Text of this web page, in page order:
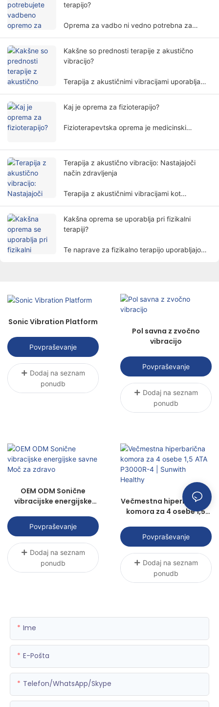
terapijo?
Oprema za vadbo ni vedno potrebna za
in razsežnosti.
Kakšne so prednosti terapije z akustično
vibracijo?
Terapija z akustičnimi vibracijami uporablja
telesa in se pogosto uporablja na različnih
Kaj je oprema za fizioterapijo?
Fizioterapevtska oprema je medicinski
principih. Bolnikom pomaga pri lajšanju
simptomov in obnovitvi telesnih funkcij na
neinvaziven način.
Terapija z akustično vibracijo: Nastajajoči
način zdravljenja
Terapija z akustičnimi vibracijami kot
Kakšna oprema se uporablja pri fizikalni
terapiji?
Te naprave za fizikalno terapijo uporabljajo
pospeševanja celjenja in obnove funkcij.
Sonic Vibration Platform
Povpraševanje
Dodaj na seznam
ponudb
Pol savna z zvočno
vibracijo
Povpraševanje
Dodaj na seznam
ponudb
OEM ODM Sonične
vibracijske energijske
Povpraševanje
Dodaj na seznam
ponudb
Večmestna hiperbarična
komora za 4 osebe 1,5
Healthy
Povpraševanje
Dodaj na seznam
ponudb
Ime
E-Pošta
Telefon/WhatsApp/Skype